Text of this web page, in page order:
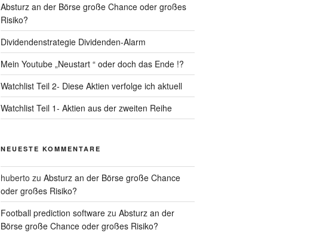
Absturz an der Börse große Chance oder großes
Risiko?
Dividendenstrategie Dividenden-Alarm
Mein Youtube „Neustart “ oder doch das Ende !?
Watchlist Teil 2- Diese Aktien verfolge ich aktuell
Watchlist Teil 1- Aktien aus der zweiten Reihe
NEUESTE KOMMENTARE
huberto zu Absturz an der Börse große Chance
oder großes Risiko?
Football prediction softwarezu Absturz an der
Börse große Chance oder großes Risiko?